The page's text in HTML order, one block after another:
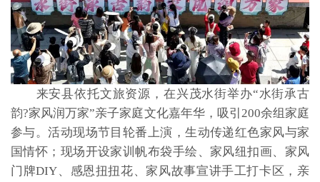
来安县依托文旅资源，在兴茂水街举办“水街承古
韵?家风润万家”亲子家庭文化嘉年华，吸引200余组家庭
参与。活动现场节目轮番上演，生动传递红色家风与家
国情怀；现场开设家训帆布袋手绘、家风纽扣画、家风
门牌DIY、感恩扭扭花、家风故事宣讲手工打卡区，亲